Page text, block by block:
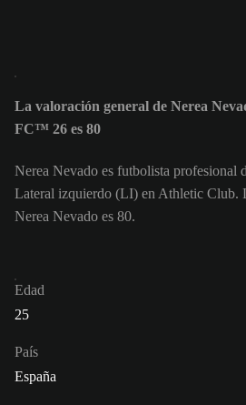
La valoración general de Nerea
FC™ 26 es 80
Nerea Nevado es futbolista profesional
Lateral izquierdo (LI) en Athletic Club.
Nerea Nevado es 80.
Edad
25
País
España